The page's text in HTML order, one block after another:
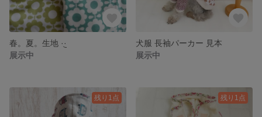
春。夏。生地‪ ·͜·
展示中
犬服 長袖パーカー 見本
展示中
残り1点 残り1点